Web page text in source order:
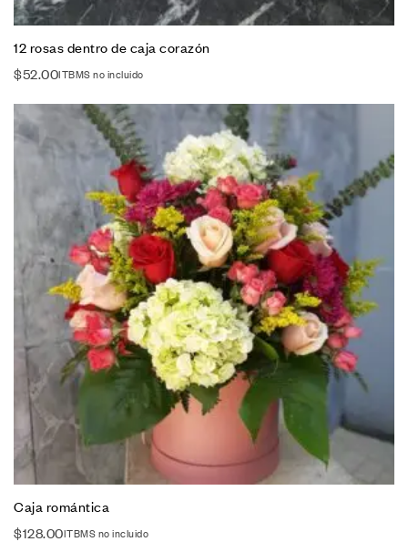
12 rosas dentro de caja corazón
$52.00ITBMS no incluido
Caja romántica
$128.00ITBMS no incluido